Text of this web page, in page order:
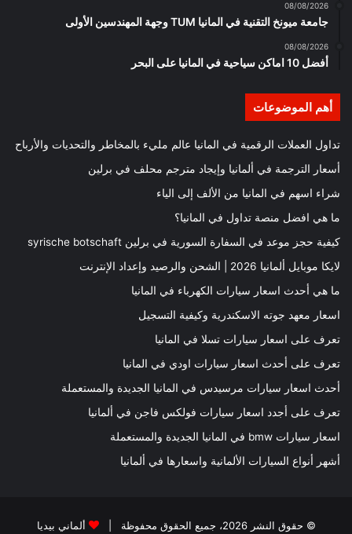
08/08/2026
جامعة ميونخ التقنية في المانيا TUM وجهة المهندسين الأولى
08/08/2026
أفضل 10 اماكن سياحية في المانيا على البحر
أهم الموضوعات
تداول العملات الرقمية في المانيا عالم مليء بالمخاطر والتحديات والأرباح
أسعار الترجمة في ألمانيا وإيجاد مترجم محلف في برلين
شراء اسهم في المانيا من الألف إلى الياء
ما هي افضل منصة تداول في المانيا؟
كيفية حجز موعد في السفارة السورية في برلين syrische botschaft
لايكا موبايل ألمانيا 2026 | الشحن والرصيد وإعداد الإنترنت
ما هي أحدث اسعار سيارات الكهرباء في المانيا
اسعار معهد جوته الاسكندرية وكيفية التسجيل
تعرف على اسعار سيارات تسلا في المانيا
تعرف على أحدث اسعار سيارات اودي في المانيا
أحدث اسعار سيارات مرسيدس في المانيا الجديدة والمستعملة
تعرف على أجدد اسعار سيارات فولكس فاجن في ألمانيا
اسعار سيارات bmw في المانيا الجديدة والمستعملة
أشهر أنواع السيارات الألمانية واسعارها في ألمانيا
© حقوق النشر 2026، جميع الحقوق محفوظة | ألماني بيديا